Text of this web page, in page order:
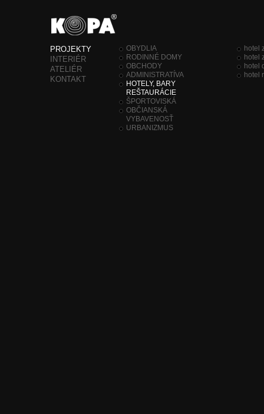
PROJEKTY
INTERIÉR
ATELIÉR
KONTAKT
OBYDLIA
RODINNÉ DOMY
OBCHODY
ADMINISTRATÍVA
HOTELY, BARY
REŠTAURÁCIE
ŠPORTOVISKÁ
OBČIANSKÁ
VYBAVENOSŤ
URBANIZMUS
hotel
hotel
hotel
hotel